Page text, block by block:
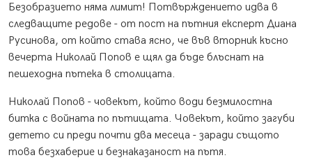
Безобразието няма лимит! Потвърждението идва в
следващите редове - от пост на пътния експерт Диана
Русинова, от който става ясно, че във вторник късно
вечерта Николай Попов е щял да бъде блъснат на
пешеходна пътека в столицата.
Николай Попов - човекът, който води безмилостна
битка с войната по пътищата. Човекът, който загуби
детето си преди почти два месеца - заради същото
това безхаберие и безнаказаност на пътя.